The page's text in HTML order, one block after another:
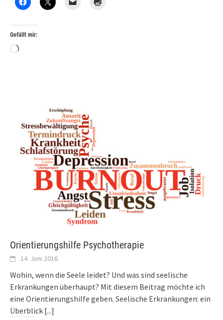
Gefällt mir:
Wird
Orientierungshilfe Psychotherapie
14. Juni 2016
Wohin, wenn die Seele leidet? Und was sind seelische
Erkrankungen überhaupt? Mit diesem Beitrag möchte ich
eine Orientierungshilfe geben. Seelische Erkrankungen: ein
Überblick [...]